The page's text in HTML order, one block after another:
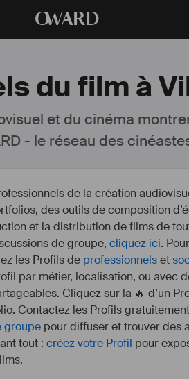
OWARD
du film à
et du cinéma
- le réseau des
de la création
des outils de composition
et la distribution de films de
de groupe, cliquez ici.
les Profils de professionnelset
par métier, localisation, ou avec
Cliquez sur la 🔥 d’un
Contactez les Profils
groupe pour diffuser et trouver des
tout : créez votre Profil pour